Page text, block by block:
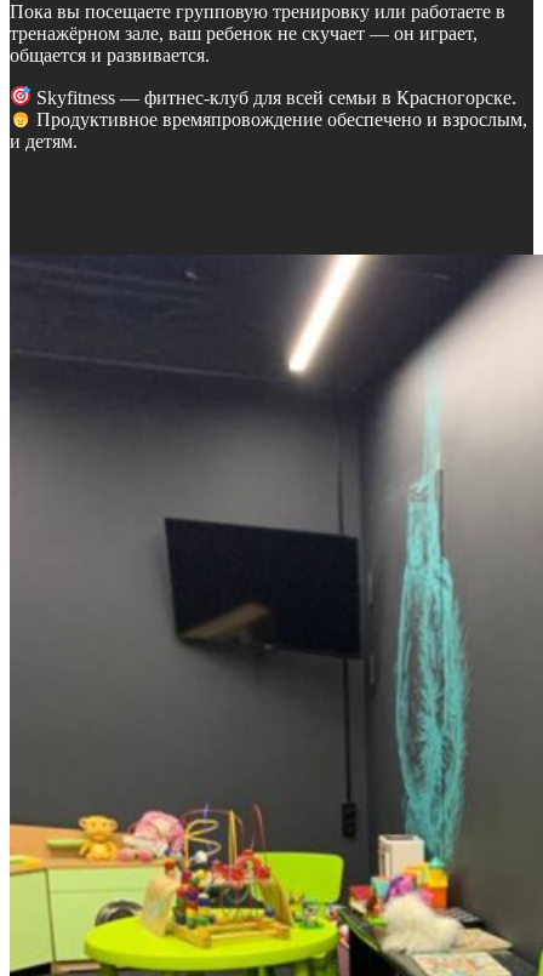
Пока вы посещаете групповую тренировку или работаете в
тренажёрном зале, ваш ребенок не скучает — он играет,
общается и развивается.
Skyfitness — фитнес-клуб для всей семьи в Красногорске.
Продуктивное времяпровождение обеспечено и взрослым,
и детям.